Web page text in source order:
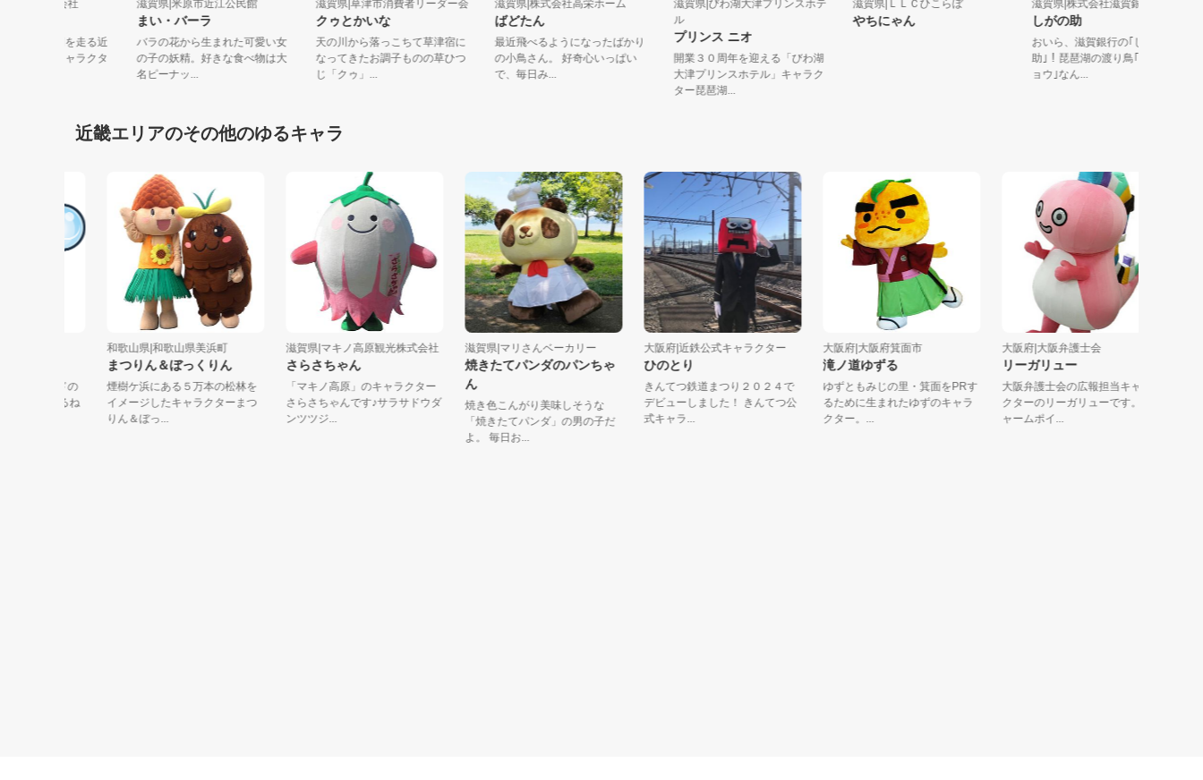
|近江鉄道株式会社
のびわ湖の東側を走る近
のマスコットキャラクタ
滋賀県|米原市近江公民館
まい・バーラ
バラの花から生まれた可愛い女
の子の妖精。好きな食べ物は大
名ピーナッ...
滋賀県|草津市消費者リーダー会
クゥとかいな
天の川から落っこちて草津宿に
なってきたお調子ものの草ひつ
じ「クゥ」...
滋賀県|株式会社高栄ホーム
ばどたん
最近飛べるようになったばかり
の小鳥さん。 好奇心いっぱい
で、毎日み...
滋賀県|びわ湖大津プリンスホテ
プリンス ニオ
開業３０周年を迎える「びわ湖
大津プリンスホテル」キャラク
ター琵琶湖...
滋賀県|ＬＬＣひこらぼ
やちにゃん
滋賀県|株式会社滋賀銀行
しがの助
おいら、滋賀銀行の｢しがの
助｣！琵琶湖の渡り鳥｢コハク
ョウ｣なん...
近畿エリアのその他のゆるキャラ
和歌山県|和歌山県美浜町
まつりん＆ぼっくりん
煙樹ケ浜にある５万本の松林を
イメージしたキャラクターまつ
りん＆ぼっ...
滋賀県|マキノ高原観光株式会社
さらさちゃん
「マキノ高原」のキャラクター
さらさちゃんです♪サラサドウダ
ンツツジ...
滋賀県|マリさんベーカリー
焼きたてパンダのパンちゃ
焼き色こんがり美味しそうな
「焼きたてパンダ」の男の子だ
よ。 毎日お...
大阪府|近鉄公式キャラクター
ひのとり
きんてつ鉄道まつり２０２４で
デビューしました！ きんてつ公
式キャラ...
大阪府|大阪府箕面市
滝ノ道ゆずる
ゆずともみじの里・箕面をPRす
るために生まれたゆずのキャラ
クター。...
大阪府|大阪弁護士会
リーガリュー
大阪弁護士会の広報担当キャラ
クターのリーガリューです。チ
ャームポイ...